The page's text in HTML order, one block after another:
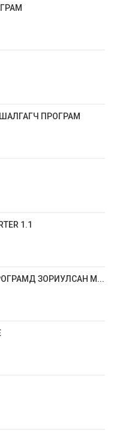
ПРОГРАМ
1.1
ЗОРИУЛСАН М...